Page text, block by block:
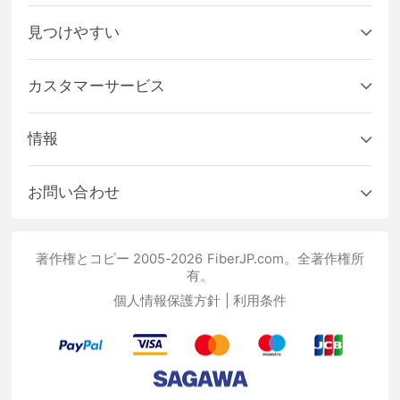
見つけやすい
カスタマーサービス
情報
お問い合わせ
著作権とコピー 2005-2026 FiberJP.com。全著作権所
有。
個人情報保護方針
利用条件